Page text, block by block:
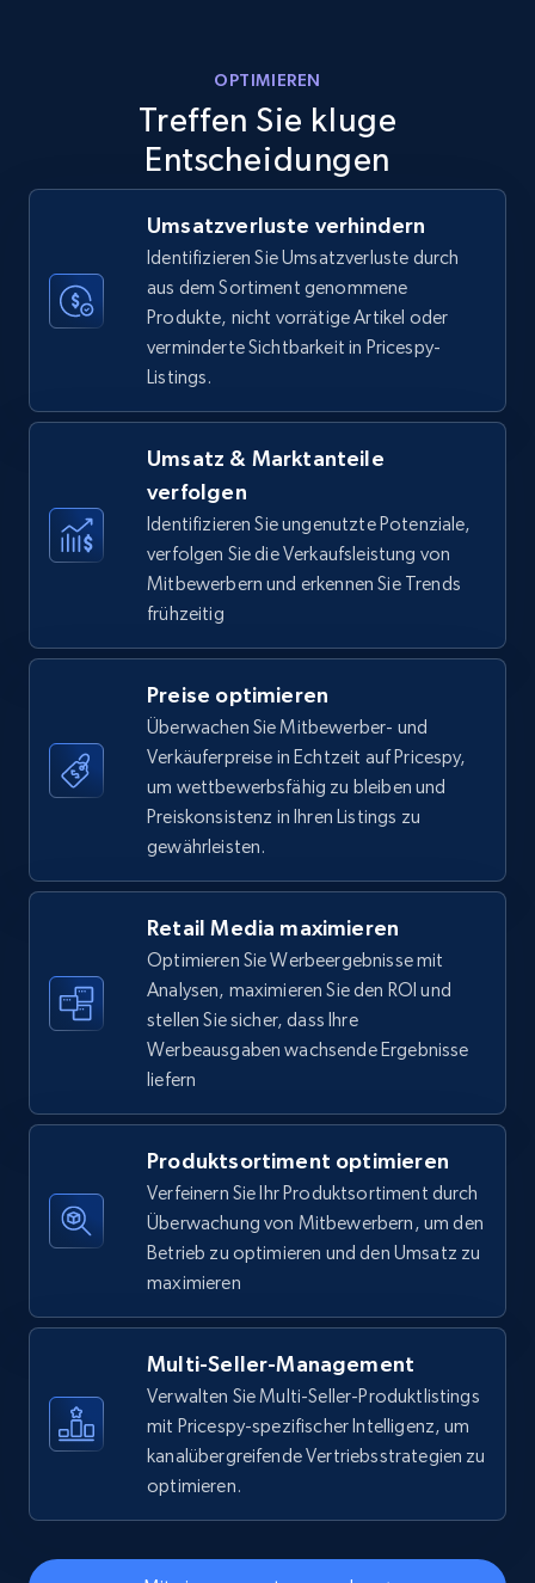
specific keywords
Title, Seller name, Brand, Description, Initial
price, Currency, Availability, Reviews count, and
35.3K+ 5.7K+ Jetzt anfangen
Amazon products - find products by using
upc numbers
Title, Seller name, Brand, Description, Initial
price, Currency, Availability, Reviews count, and
35.3K+ Jetzt anfangen
Amazon Reviews
URL, Product name, Product rating, Product
rating object, Product rating max, Rating,
Author name, Asin, and more.
872+ Jetzt anfangen
Walmart - products
URL, Final price, Sku, Currency, Gtin,
Specifications, Image urls, Top reviews, and
more.
876+
Walmart - products - Find new products by
using specific category URL
URL, Final price, Sku, Currency, Gtin,
Specifications, Image urls, Top reviews, and
more.
Walmart - products - Collects products by
specific keywords
URL, Final price, Sku, Currency, Gtin,
OPTIMIEREN
Treffen Sie kluge
Entscheidungen
Umsatzverluste verhindern
Identifizieren Sie Umsatzverluste durch
aus dem Sortiment genommene
Produkte, nicht vorrätige Artikel oder
verminderte Sichtbarkeit in Pricespy-
Listings.
Umsatz & Marktanteile
verfolgen
Identifizieren Sie ungenutzte Potenziale,
verfolgen Sie die Verkaufsleistung von
Mitbewerbern und erkennen Sie Trends
frühzeitig
Preise optimieren
Überwachen Sie Mitbewerber- und
Verkäuferpreise in Echtzeit auf Pricespy,
um wettbewerbsfähig zu bleiben und
Preiskonsistenz in Ihren Listings zu
gewährleisten.
Retail Media maximieren
Optimieren Sie Werbeergebnisse mit
Analysen, maximieren Sie den ROI und
stellen Sie sicher, dass Ihre
Werbeausgaben wachsende Ergebnisse
liefern
Produktsortiment optimieren
Verfeinern Sie Ihr Produktsortiment durch
Überwachung von Mitbewerbern, um den
Betrieb zu optimieren und den Umsatz zu
maximieren
Multi-Seller-Management
Verwalten Sie Multi-Seller-Produktlistings
mit Pricespy-spezifischer Intelligenz, um
kanalübergreifende Vertriebsstrategien zu
optimieren.